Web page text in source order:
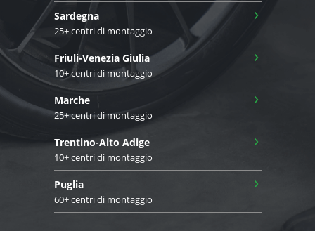
Sardegna
25+ centri di montaggio
›
Friuli-Venezia Giulia
10+ centri di montaggio
›
Marche
25+ centri di montaggio
›
Trentino-Alto Adige
10+ centri di montaggio
›
Puglia
60+ centri di montaggio
›